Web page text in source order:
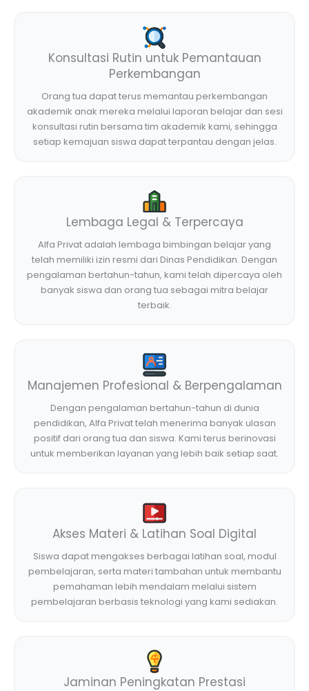
Konsultasi Rutin untuk Pemantauan
Perkembangan
Orang tua dapat terus memantau perkembangan
akademik anak mereka melalui laporan belajar dan sesi
konsultasi rutin bersama tim akademik kami, sehingga
setiap kemajuan siswa dapat terpantau dengan jelas.
Lembaga Legal & Terpercaya
Alfa Privat adalah lembaga bimbingan belajar yang
telah memiliki izin resmi dari Dinas Pendidikan. Dengan
pengalaman bertahun-tahun, kami telah dipercaya oleh
banyak siswa dan orang tua sebagai mitra belajar
terbaik.
Manajemen Profesional & Berpengalaman
Dengan pengalaman bertahun-tahun di dunia
pendidikan, Alfa Privat telah menerima banyak ulasan
positif dari orang tua dan siswa. Kami terus berinovasi
untuk memberikan layanan yang lebih baik setiap saat.
Akses Materi & Latihan Soal Digital
Siswa dapat mengakses berbagai latihan soal, modul
pembelajaran, serta materi tambahan untuk membantu
pemahaman lebih mendalam melalui sistem
pembelajaran berbasis teknologi yang kami sediakan.
Jaminan Peningkatan Prestasi